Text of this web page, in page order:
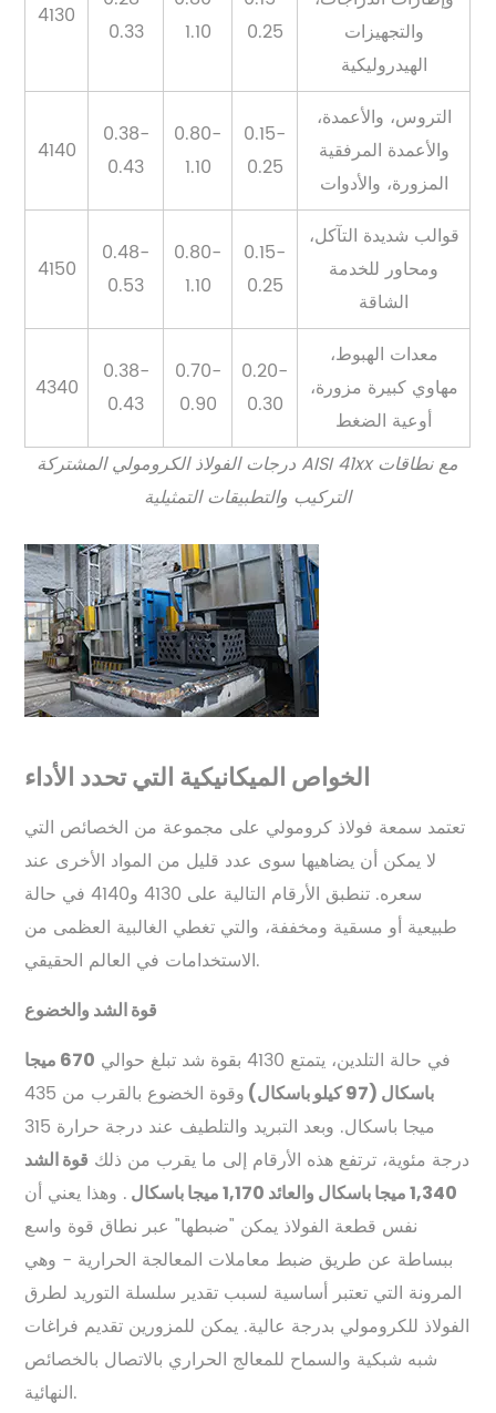
4130
0.33
1.10
0.25
والتجهيزات
الهيدروليكية
4140
0.38-
0.43
0.80-
1.10
0.15-
0.25
التروس، والأعمدة،
والأعمدة المرفقية
المزورة، والأدوات
4150
0.48-
0.53
0.80-
1.10
0.15-
0.25
قوالب شديدة التآكل،
ومحاور للخدمة
الشاقة
4340
0.38-
0.43
0.70-
0.90
0.20-
0.30
معدات الهبوط،
مهاوي كبيرة مزورة،
أوعية الضغط
درجات الفولاذ الكرومولي المشتركة AISI 41xx مع نطاقات
التركيب والتطبيقات التمثيلية
الخواص الميكانيكية التي تحدد الأداء
تعتمد سمعة فولاذ كرومولي على مجموعة من الخصائص التي
لا يمكن أن يضاهيها سوى عدد قليل من المواد الأخرى عند
سعره. تنطبق الأرقام التالية على 4130 و4140 في حالة
طبيعية أو مسقية ومخففة، والتي تغطي الغالبية العظمى من
الاستخدامات في العالم الحقيقي.
قوة الشد والخضوع
في حالة التلدين، يتمتع 4130 بقوة شد تبلغ حوالي
670 ميجا
باسكال (97 كيلو باسكال)
وقوة الخضوع بالقرب من 435
ميجا باسكال. وبعد التبريد والتلطيف عند درجة حرارة 315
درجة مئوية، ترتفع هذه الأرقام إلى ما يقرب من ذلك قوة الشد
1,340 ميجا باسكال والعائد 1,170 ميجا باسكال
. وهذا يعني أن
نفس قطعة الفولاذ يمكن "ضبطها" عبر نطاق قوة واسع
ببساطة عن طريق ضبط معاملات المعالجة الحرارية - وهي
المرونة التي تعتبر أساسية لسبب تقدير سلسلة التوريد لطرق
الفولاذ للكرومولي بدرجة عالية. يمكن للمزورين تقديم فراغات
شبه شبكية والسماح للمعالج الحراري بالاتصال بالخصائص
النهائية.